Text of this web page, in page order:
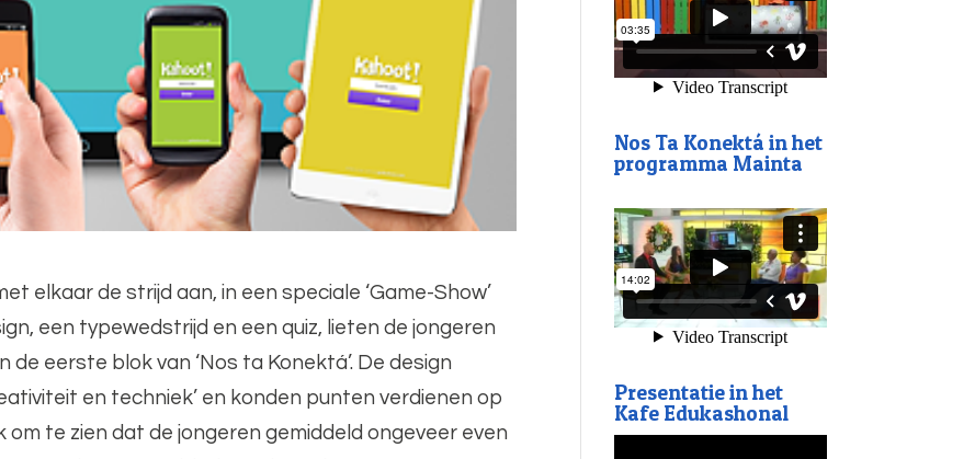
elkaar de strijd aan, in een speciale ‘Game-Show’
een typewedstrijd en een quiz, lieten de jongeren
eerste blok van ‘Nos ta Konektá’. De design
en techniek’ en konden punten verdienen op
om te zien dat de jongeren gemiddeld ongeveer even
Nos Ta Konektá in het
programma Mainta
Presentatie in het
Kafe Edukashonal